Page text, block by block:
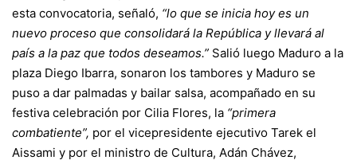
esta convocatoria, señaló, “lo que se inicia hoy es un
nuevo proceso que consolidará la República y llevará al
país a la paz que todos deseamos.” Salió luego Maduro a la
plaza Diego Ibarra, sonaron los tambores y Maduro se
puso a dar palmadas y bailar salsa, acompañado en su
festiva celebración por Cilia Flores, la “primera
combatiente”, por el vicepresidente ejecutivo Tarek el
Aissami y por el ministro de Cultura, Adán Chávez,